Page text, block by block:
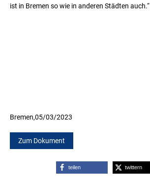
ist in Bremen so wie in anderen Städten auch.“
Bremen,05/03/2023
Zum Dokument
teilen twittern